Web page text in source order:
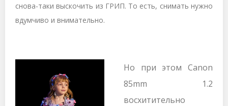
снова-таки выскочить из ГРИП. То есть, снимать нужно
вдумчиво и внимательно.
Но при этом Canon
85mm 1.2
восхитительно